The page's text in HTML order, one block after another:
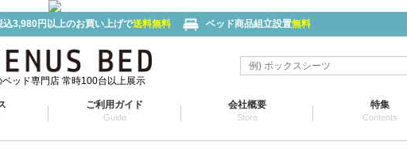
込3,980円以上のお買い上げで送料無料 ベッド商品組立設置無料
ベッド専門店 常時100台以上展示
ご利用ガイド
Guide
会社概要
Store
特集
Contents